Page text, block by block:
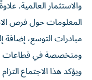
والاستثمار العالمية.
المعلومات حول فرص
مبادرات التوسع، إضافة
ومتخصصة في قطاعات
ويؤكد هذا الاجتماع